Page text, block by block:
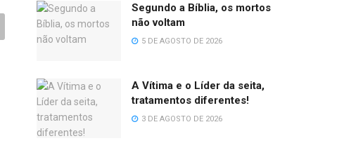
Segundo a Bíblia, os mortos
não voltam
5 DE AGOSTO DE 2026
A Vítima e o Líder da seita,
tratamentos diferentes!
3 DE AGOSTO DE 2026